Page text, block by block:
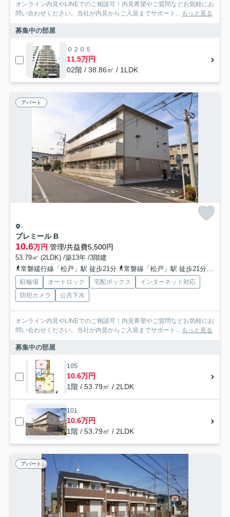
オンライン内見やLINEでのご相談可！内見希望やご質問などお気軽にお
問い合わせください。当社が内見からご入居までサポート... もっと見る
募集中の部屋
０２０５
11.5万円
02階 / 38.86㎡ / 1LDK
アパート
-
プレミール B
10.6万円 管理/共益費5,500円
53.79㎡ (2LDK) /築13年 /3階建
常磐緩行線「松戸」駅 徒歩21分
常磐線「松戸」駅 徒歩21分
駐輪場 オートロック 宅配ボックス
インターネット対応
防犯カメラ
公共下水
オンライン内見やLINEでのご相談可！内見希望やご質問などお気軽にお
問い合わせください。当社が内見からご入居までサポート... もっと見る
募集中の部屋
105
10.6万円
1階 / 53.79㎡ / 2LDK
101
10.6万円
1階 / 53.79㎡ / 2LDK
アパート